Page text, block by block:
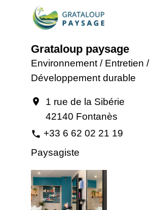
Grataloup paysage
Environnement / Entretien /
Développement durable
location_on
1 rue de la Sibérie
42140 Fontanès
phone +33 6 62 02 21 19
Paysagiste